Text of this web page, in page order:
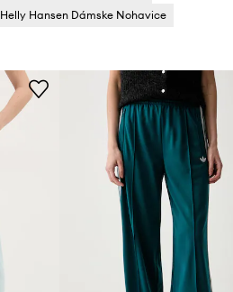
Helly Hansen Dámske Nohavice